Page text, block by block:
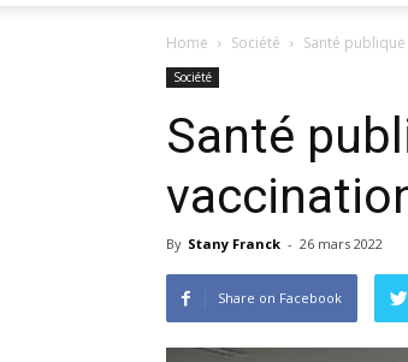
Home Société Santé
Société
Santé
By Stany Franck - 26 mars 2022
Share on Facebook